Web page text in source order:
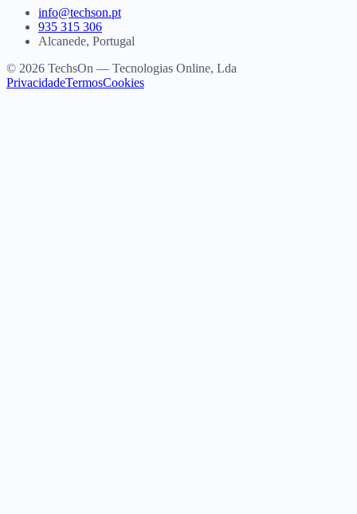
info@techson.pt
935 315 306
Alcanede, Portugal
© 2026 TechsOn — Tecnologias Online, Lda
PrivacidadeTermosCookies